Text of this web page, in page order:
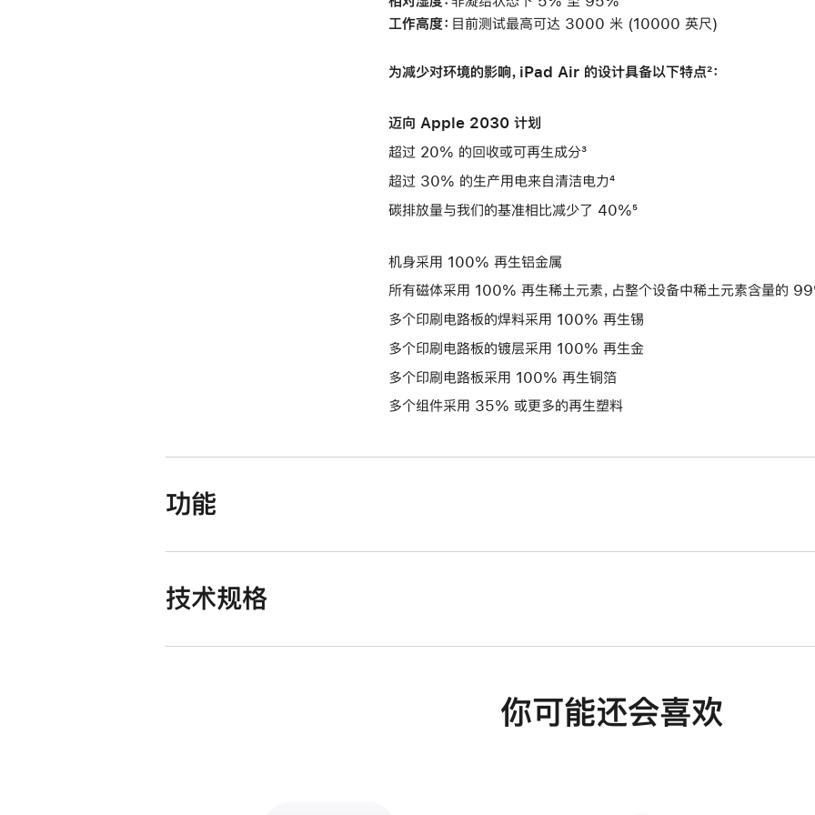
工作高度： 目前测试最高可达 3000 米 (10000 英尺)
为减少对环境的影响，iPad Air 的设计具备以下特点²：
迈向 Apple 2030 计划
超过 20% 的回收或可再生成分³
超过 30% 的生产用电来自清洁电力⁴
碳排放量与我们的基准相比减少了 40%⁵
机身采用 100% 再生铝金属
所有磁体采用 100% 再生稀土元素，占整个设备中稀土元素含量的
多个印刷电路板的焊料采用 100% 再生锡
多个印刷电路板的镀层采用 100% 再生金
多个印刷电路板采用 100% 再生铜箔
多个组件采用 35% 或更多的再生塑料
功能
技术规格
你可能还会喜欢